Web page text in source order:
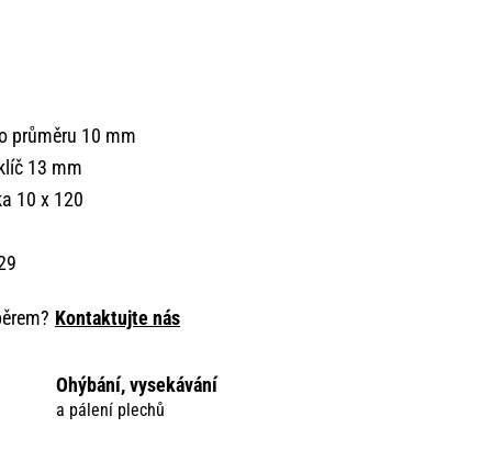
průměru 10 mm
13 mm
10 x 120
Kontaktujte nás
Ohýbání, vysekávání
a pálení plechů